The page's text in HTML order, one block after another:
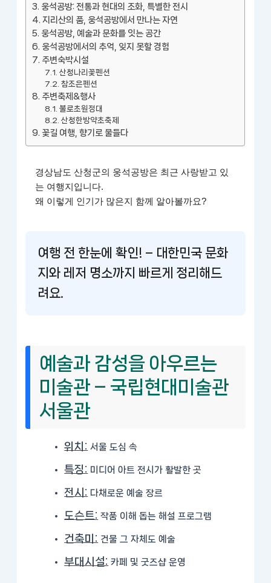
웅석공방: 전통과 현대의 조화, 특별한 전시
지리산의 품, 웅석공방에서 만나는 자연
웅석공방, 예술과 문화를 잇는 공간
웅석공방에서의 추억, 잊지 못할 경험
주변숙박시설
산청나리꽃펜션
참조은펜션
주변축제&행사
불로초원정대
산청한방약초축제
꽃길 여행, 향기로 물들다
경상남도 산청군의 웅석공방은 최근 사랑받고 있
는 여행지입니다.
왜 이렇게 인기가 많은지 함께 알아볼까요?
여행 전 한눈에 확인! – 대한민국 문화
지와 레저 명소까지 빠르게 정리해드
려요.
예술과 감성을 아우르는
미술관 – 국립현대미술관
서울관
위치: 서울 도심 속
특징: 미디어 아트 전시가 활발한 곳
전시: 다채로운 예술 장르
도슨트: 작품 이해 돕는 해설 프로그램
건축미: 건물 그 자체도 예술
부대시설: 카페 및 굿즈샵 운영